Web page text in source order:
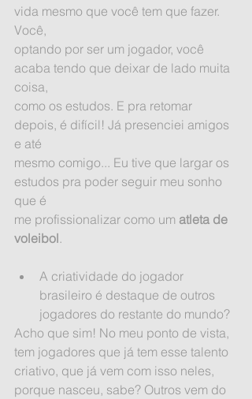
vida mesmo que você tem que fazer.
Você,
optando por ser um jogador, você
acaba tendo que deixar de lado muita
coisa,
como os estudos. E pra retomar
depois, é difícil! Já presenciei amigos
e até
mesmo comigo... Eu tive que largar os
estudos pra poder seguir meu sonho
que é
me profissionalizar como um atleta de
voleibol.
A criatividade do jogador
brasileiro é destaque de outros
jogadores do restante do mundo?
Acho que sim! No meu ponto de vista,
tem jogadores que já tem esse talento
criativo, que já vem com isso neles,
porque nasceu, sabe? Outros vem do